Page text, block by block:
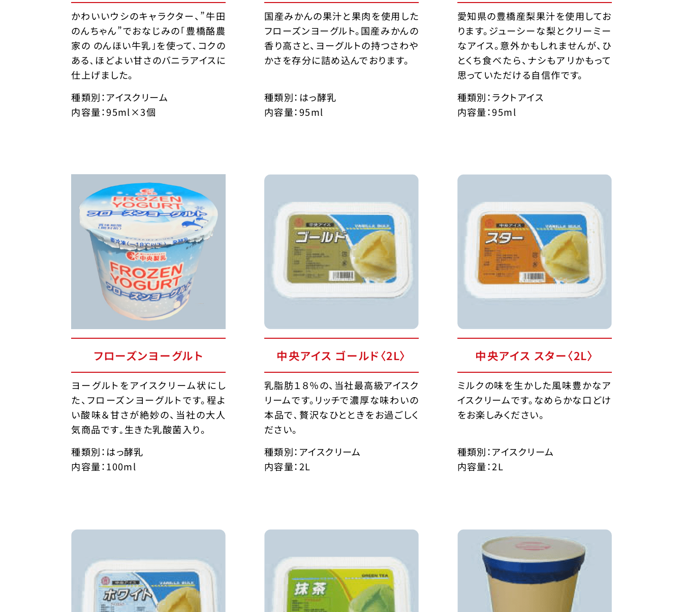
かわいいウシのキャラクター、”牛田
のんちゃん”でおなじみの｢豊橋酪農
家の のんほい牛乳｣を使って､コクの
ある､ほどよい甘さのバニラアイスに
仕上げました。
種類別：アイスクリーム
内容量：95ml×3個
国産みかんの果汁と果肉を使用した
フローズンヨーグルト。国産みかんの
香り高さと、ヨーグルトの持つさわや
かさを存分に詰め込んでおります。
種類別：はっ酵乳
内容量：95ml
愛知県の豊橋産梨果汁を使用してお
ります。ジューシーな梨とクリーミー
なアイス。意外かもしれませんが、ひ
とくち食べたら、ナシもアリかもって
思っていただける自信作です。
種類別：ラクトアイス
内容量：95ml
フローズンヨーグルト
ヨーグルトをアイスクリーム状にし
た、フローズンヨーグルトです。程よ
い酸味＆甘さが絶妙の、当社の大人
気商品です｡生きた乳酸菌入り。
種類別：はっ酵乳
内容量：100ml
中央アイス ゴールド〈2L〉
乳脂肪１８％の、当社最高級アイスク
リームです。リッチで濃厚な味わいの
本品で､贅沢なひとときをお過ごしく
ださい。
種類別：アイスクリーム
内容量：2L
中央アイス スター〈2L〉
ミルクの味を生かした風味豊かなア
イスクリームです。なめらかな口どけ
をお楽しみください。
種類別：アイスクリーム
内容量：2L